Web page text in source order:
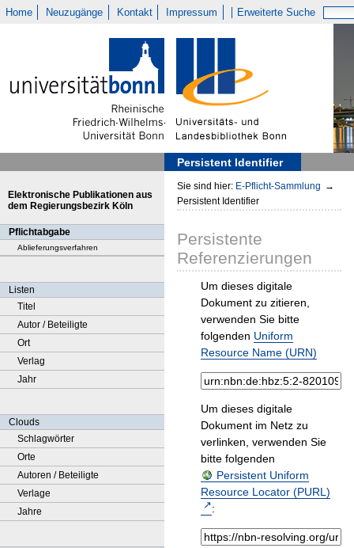
Home Neuzugänge Kontakt Impressum Erweiterte Suche
Persistent Identifier
Elektronische Publikationen aus
dem Regierungsbezirk Köln
Pflichtabgabe
Ablieferungsverfahren
Listen
Titel
Autor / Beteiligte
Ort
Verlag
Jahr
Clouds
Schlagwörter
Orte
Autoren / Beteiligte
Verlage
Jahre
Sie sind hier: E-Pflicht-Sammlung →
Persistent Identifier
Persistente
Referenzierungen
Um dieses digitale
Dokument zu zitieren,
verwenden Sie bitte
folgenden Uniform
Resource Name (URN)
Um dieses digitale
Dokument im Netz zu
verlinken, verwenden Sie
bitte folgenden
Persistent Uniform
Resource Locator (PURL)
: